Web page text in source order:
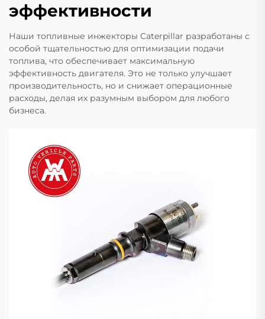
эффективности
Наши топливные инжекторы Caterpillar разработаны с
особой тщательностью для оптимизации подачи
топлива, что обеспечивает максимальную
эффективность двигателя. Это не только улучшает
производительность, но и снижает операционные
расходы, делая их разумным выбором для любого
бизнеса.